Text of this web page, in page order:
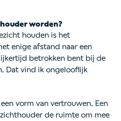
worden?
houden is het
enige afstand naar een
betrokken bent bij de
Dat vind ik ongelooflijk
vorm van vertrouwen. Een
de ruimte om mee